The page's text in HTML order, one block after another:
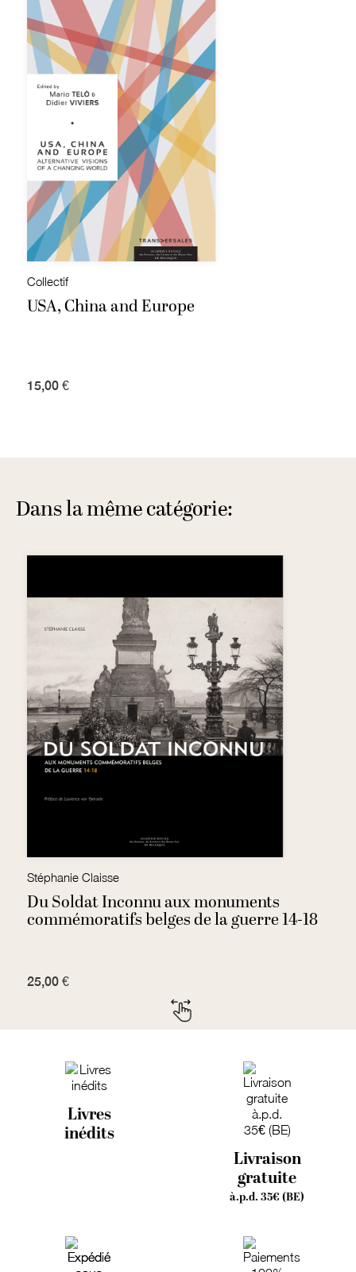
Collectif
USA, China and Europe
15,00 €
Dans la même catégorie:
Stéphanie Claisse
Du Soldat Inconnu aux monuments
commémoratifs belges de la guerre 14-18
25,00 €
Livres
inédits
Livraison
gratuite
à.p.d. 35€ (BE)